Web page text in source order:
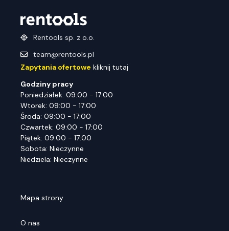
Rentools sp. z o.o.
team@rentools.pl
Zapytania ofertowe kliknij tutaj
Godziny pracy
Poniedziałek: 09:00 - 17:00
Wtorek: 09:00 - 17:00
Środa: 09:00 - 17:00
Czwartek: 09:00 - 17:00
Piątek: 09:00 - 17:00
Sobota: Nieczynne
Niedziela: Nieczynne
Mapa strony
O nas